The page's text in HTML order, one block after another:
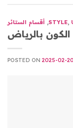
STYLE,
, أقسام الستائر
بالرياض
POSTED ON 2025-02-20